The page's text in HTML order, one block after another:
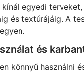
egyedi
és textúrájáig. A
és
könnyű használni